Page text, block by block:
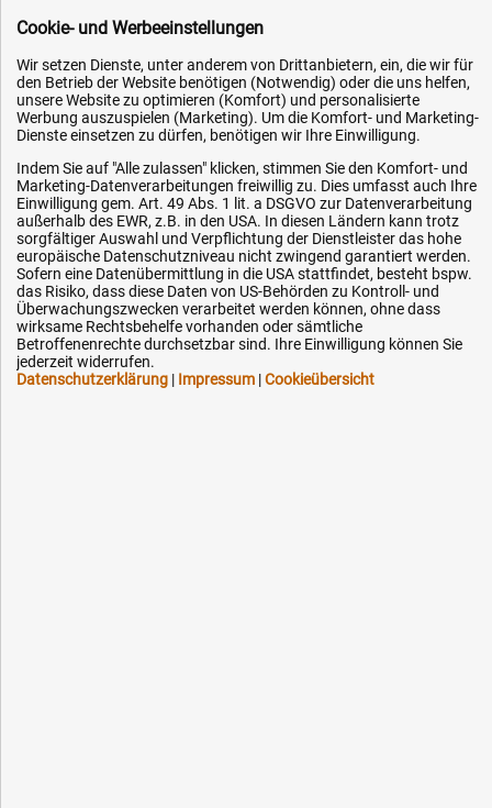
Zahlungsarten
Service
AGB / Widerrufsrecht
Datenschutz
Impressum
Karriere
OEM-Ersatzteile
Technik-Hilfe
Downloads
Kontakt
Ihre Hytec-Hydraulik Vorteile
Cookie- und Werbeeinstellungen
Wir setzen Dienste, unter anderem von Drittanbietern, ein, die wir für
den Betrieb der Website benötigen (Notwendig) oder die uns helfen,
unsere Website zu optimieren (Komfort) und personalisierte
Werbung auszuspielen (Marketing). Um die Komfort- und Marketing-
Dienste einsetzen zu dürfen, benötigen wir Ihre Einwilligung.
Indem Sie auf "Alle zulassen" klicken, stimmen Sie den Komfort- und
Marketing-Datenverarbeitungen freiwillig zu. Dies umfasst auch Ihre
Einwilligung gem. Art. 49 Abs. 1 lit. a DSGVO zur Datenverarbeitung
außerhalb des EWR, z.B. in den USA. In diesen Ländern kann trotz
sorgfältiger Auswahl und Verpflichtung der Dienstleister das hohe
europäische Datenschutzniveau nicht zwingend garantiert werden.
Sofern eine Datenübermittlung in die USA stattfindet, besteht bspw.
das Risiko, dass diese Daten von US-Behörden zu Kontroll- und
Überwachungszwecken verarbeitet werden können, ohne dass
wirksame Rechtsbehelfe vorhanden oder sämtliche
Betroffenenrechte durchsetzbar sind. Ihre Einwilligung können Sie
jederzeit widerrufen.
Datenschutzerklärung | Impressum |Cookieübersicht